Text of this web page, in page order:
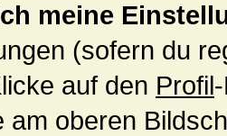
meine
(sofern du
auf den Profil
am oberen